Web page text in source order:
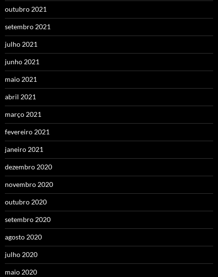
outubro 2021
setembro 2021
julho 2021
junho 2021
maio 2021
abril 2021
março 2021
fevereiro 2021
janeiro 2021
dezembro 2020
novembro 2020
outubro 2020
setembro 2020
agosto 2020
julho 2020
maio 2020